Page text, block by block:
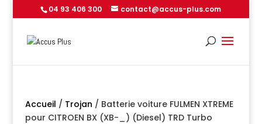
04 93 406 300 contact@accus-plus.com
Accueil / Trojan / Batterie voiture FULMEN XTREME
pour CITROEN BX (XB-_) (Diesel) TRD Turbo